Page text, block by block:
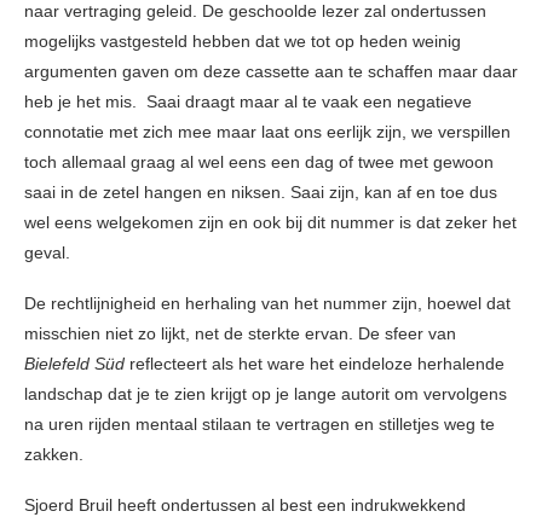
naar vertraging geleid. De geschoolde lezer zal ondertussen
mogelijks vastgesteld hebben dat we tot op heden weinig
argumenten gaven om deze cassette aan te schaffen maar daar
heb je het mis. Saai draagt maar al te vaak een negatieve
connotatie met zich mee maar laat ons eerlijk zijn, we verspillen
toch allemaal graag al wel eens een dag of twee met gewoon
saai in de zetel hangen en niksen. Saai zijn, kan af en toe dus
wel eens welgekomen zijn en ook bij dit nummer is dat zeker het
geval.
De rechtlijnigheid en herhaling van het nummer zijn, hoewel dat
misschien niet zo lijkt, net de sterkte ervan. De sfeer van
Bielefeld Süd reflecteert als het ware het eindeloze herhalende
landschap dat je te zien krijgt op je lange autorit om vervolgens
na uren rijden mentaal stilaan te vertragen en stilletjes weg te
zakken.
Sjoerd Bruil heeft ondertussen al best een indrukwekkend